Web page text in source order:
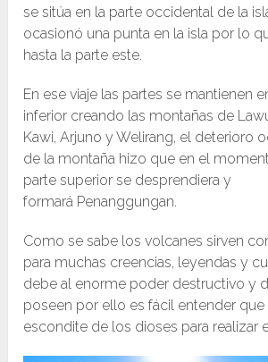
se sitúa en la parte occidental de la
ocasionó una punta en la isla por lo
hasta la parte este.
En ese viaje las partes se mantienen
inferior creando las montañas de
Kawi, Arjuno y Welirang, el deterioro
de la montaña hizo que en el
parte superior se desprendiera y
formará Penanggungan.
Como se sabe los volcanes sirven
para muchas creencias, leyendas y
debe al enorme poder destructivo y
poseen por ello es fácil entender que
escondite de los dioses para realizar